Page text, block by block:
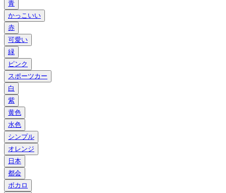
青
かっこいい
赤
可愛い
緑
ピンク
スポーツカー
白
紫
黄色
水色
シンプル
オレンジ
日本
都会
ボカロ